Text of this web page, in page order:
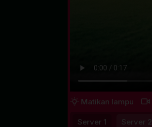
Matikan lampu
Server 1 Server 2